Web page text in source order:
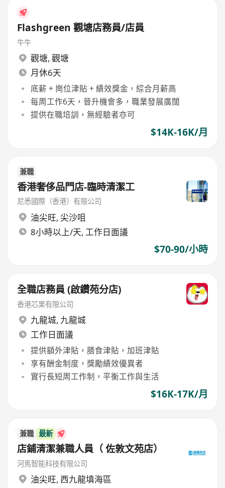
Flashgreen 觀塘店務員/店員
牛牛
觀塘, 觀塘
月休6天
底薪 + 崗位津貼 + 績效獎金，綜合月薪高
每周工作6天，晉升機會多，職業發展廣闊
提供在職培訓，無經驗者亦可
$14K-16K/月
兼職
香港奢侈品門店-臨時清潔工
尼悉國際（香港）有限公司
油尖旺, 尖沙咀
8小時以上/天, 工作日面議
$70-90/小時
全職店務員 (啟鑽苑分店)
香港芯果有限公司
九龍城, 九龍城
工作日面議
提供額外津貼，膳食津貼，加班津貼
享有酬金制度，獎勵績效優異者
實行長短周工作制，平衡工作與生活
$16K-17K/月
兼職 最新
店鋪清潔兼職人員（ 佐敦文苑店）
河馬智能科技有限公司
油尖旺, 西九龍填海區